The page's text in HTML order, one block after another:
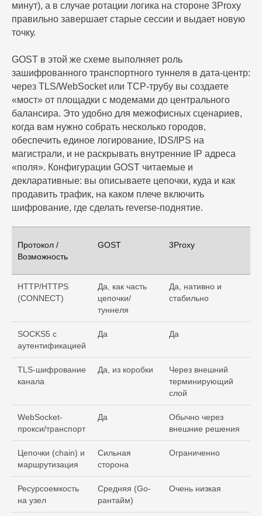
минут), а в случае ротации логика на стороне 3Proxy
правильно завершает старые сессии и выдает новую
точку.
GOST в этой же схеме выполняет роль
зашифрованного транспортного туннеля в дата-центр:
через TLS/WebSocket или TCP-трубу вы создаете
«мост» от площадки с модемами до центрального
балансира. Это удобно для межофисных сценариев,
когда вам нужно собрать несколько городов,
обеспечить единое логирование, IDS/IPS на
магистрали, и не раскрывать внутренние IP адреса
«поля». Конфигурации GOST читаемые и
декларативные: вы описываете цепочки, куда и как
продавить трафик, на каком плече включить
шифрование, где сделать reverse-поднятие.
Протокол /
Возможность
GOST 3Proxy
HTTP/HTTPS
(CONNECT)
Да, как часть
цепочки/
туннеля
Да, нативно и
стабильно
SOCKS5 с
аутентификацией
Да Да
TLS-шифрование
канала
Да, из коробки
Через внешний
терминирующий
слой
WebSocket-
прокси/транспорт
Да
Обычно через
внешние решения
Цепочки (chain) и
маршрутизация
Сильная
сторона
Ограниченно
Ресурсоемкость
на узел
Средняя (Go-
рантайм)
Очень низкая